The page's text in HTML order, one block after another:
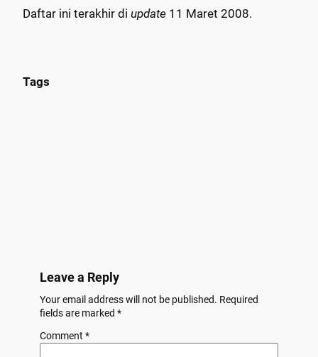
Daftar ini terakhir di update 11 Maret 2008.
Tags
Leave a Reply
Your email address will not be published. Required
fields are marked *
Comment *